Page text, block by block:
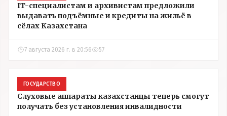
IT-специалистам и архивистам предложили
выдавать подъёмные и кредиты на жильё в
сёлах Казахстана
7 августа 2026 г. в 20:56 57
ГОСУДАРСТВО
Слуховые аппараты казахстанцы теперь смогут
получать без установления инвалидности